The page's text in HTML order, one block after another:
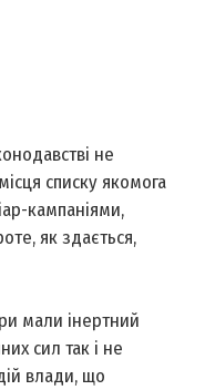
не
списку якомога
кампаніями,
як здається,
мали інертний
сил так і не
влади, що